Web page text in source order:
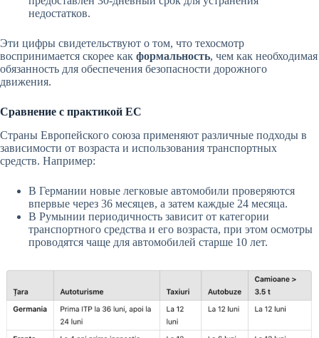
недостатков.
Эти цифры свидетельствуют о том, что техосмотр
воспринимается скорее как формальность, чем как необходимая
обязанность для обеспечения безопасности дорожного
движения.
Сравнение с практикой ЕС
Страны Европейского союза применяют различные подходы в
зависимости от возраста и использования транспортных
средств. Например:
В Германии новые легковые автомобили проверяются
впервые через 36 месяцев, а затем каждые 24 месяца.
В Румынии периодичность зависит от категории
транспортного средства и его возраста, при этом осмотры
проводятся чаще для автомобилей старше 10 лет.